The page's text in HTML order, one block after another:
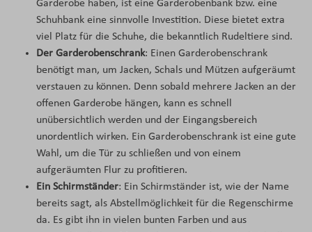
Garderobe haben, ist eine Garderobenbank bzw. eine
Schuhbank eine sinnvolle Investition. Diese bietet extra
viel Platz für die Schuhe, die bekanntlich Rudeltiere sind.
Der Garderobenschrank: Einen Garderobenschrank
benötigt man, um Jacken, Schals und Mützen aufgeräumt
verstauen zu können. Denn sobald mehrere Jacken an der
offenen Garderobe hängen, kann es schnell
unübersichtlich werden und der Eingangsbereich
unordentlich wirken. Ein Garderobenschrank ist eine gute
Wahl, um die Tür zu schließen und von einem
aufgeräumten Flur zu profitieren.
Ein Schirmständer: Ein Schirmständer ist, wie der Name
bereits sagt, als Abstellmöglichkeit für die Regenschirme
da. Es gibt ihn in vielen bunten Farben und aus